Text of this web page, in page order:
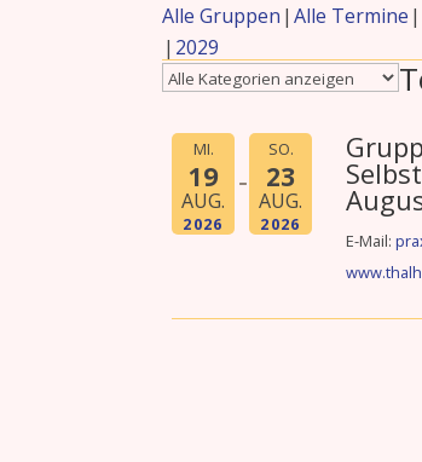
Alle Gruppen Alle Termine
2029
MI.
19
AUG.
2026
SO.
23
AUG.
2026
E-Mail: